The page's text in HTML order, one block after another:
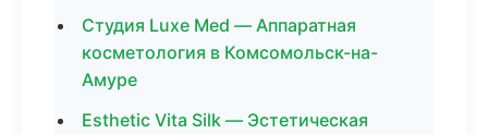
Студия Luxe Med — Аппаратная
косметология в Комсомольск-на-
Амуре
Esthetic Vita Silk — Эстетическая